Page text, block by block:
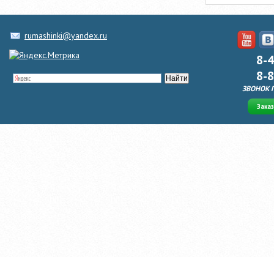
rumashinki@yandex.ru
8-
8-
ЗВОНОК